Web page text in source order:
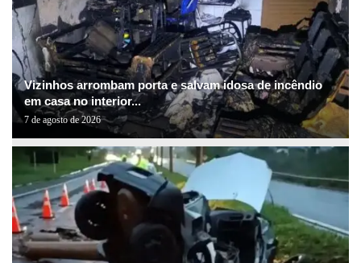
Vizinhos arrombam porta e salvam idosa de incêndio
em casa no interior...
7 de agosto de 2026